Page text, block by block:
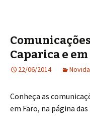
Caparica e
22/06/2014
Conheça as
em Faro, na página das